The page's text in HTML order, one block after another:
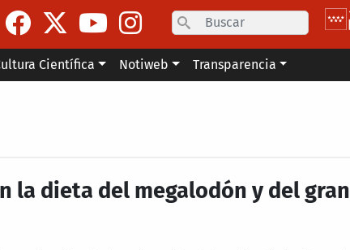
Search
Científica Notiweb Transparencia
la dieta del megalodón y del gran